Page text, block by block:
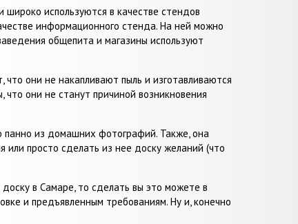
широко используются в качестве стендов
информационного стенда. На ней можно
общепита и магазины используют
они не накапливают пыль и изготавливаются
они не станут причиной возникновения
панно из домашних фотографий. Также, она
просто сделать из нее доску желаний (что
в Самаре, то сделать вы это можете в
и предъявленным требованиям. Ну и, конечно